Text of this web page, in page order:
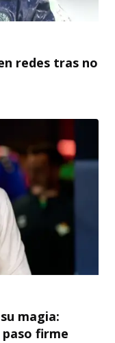
redes tras no
magia:
firme